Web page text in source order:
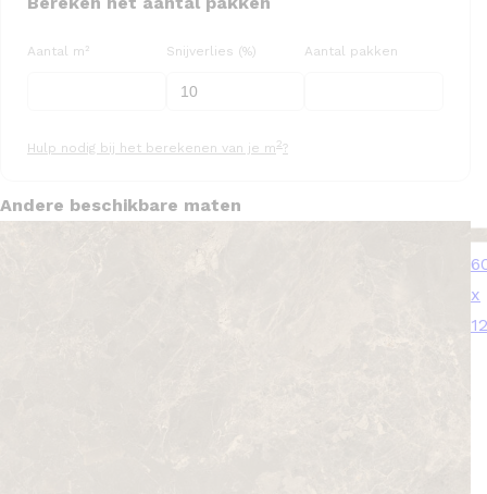
Aantal m² Snijverlies (%) Aantal pakken
Hulp nodig bij het berekenen van je m 2?
Andere beschikbare maten
x